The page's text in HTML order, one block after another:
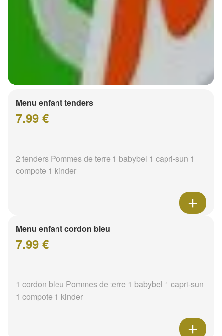
Menu enfant tenders
7.99 €
2 tenders Pommes de terre 1 babybel 1 capri-sun 1
compote 1 kinder
Menu enfant cordon bleu
7.99 €
1 cordon bleu Pommes de terre 1 babybel 1 capri-sun
1 compote 1 kinder